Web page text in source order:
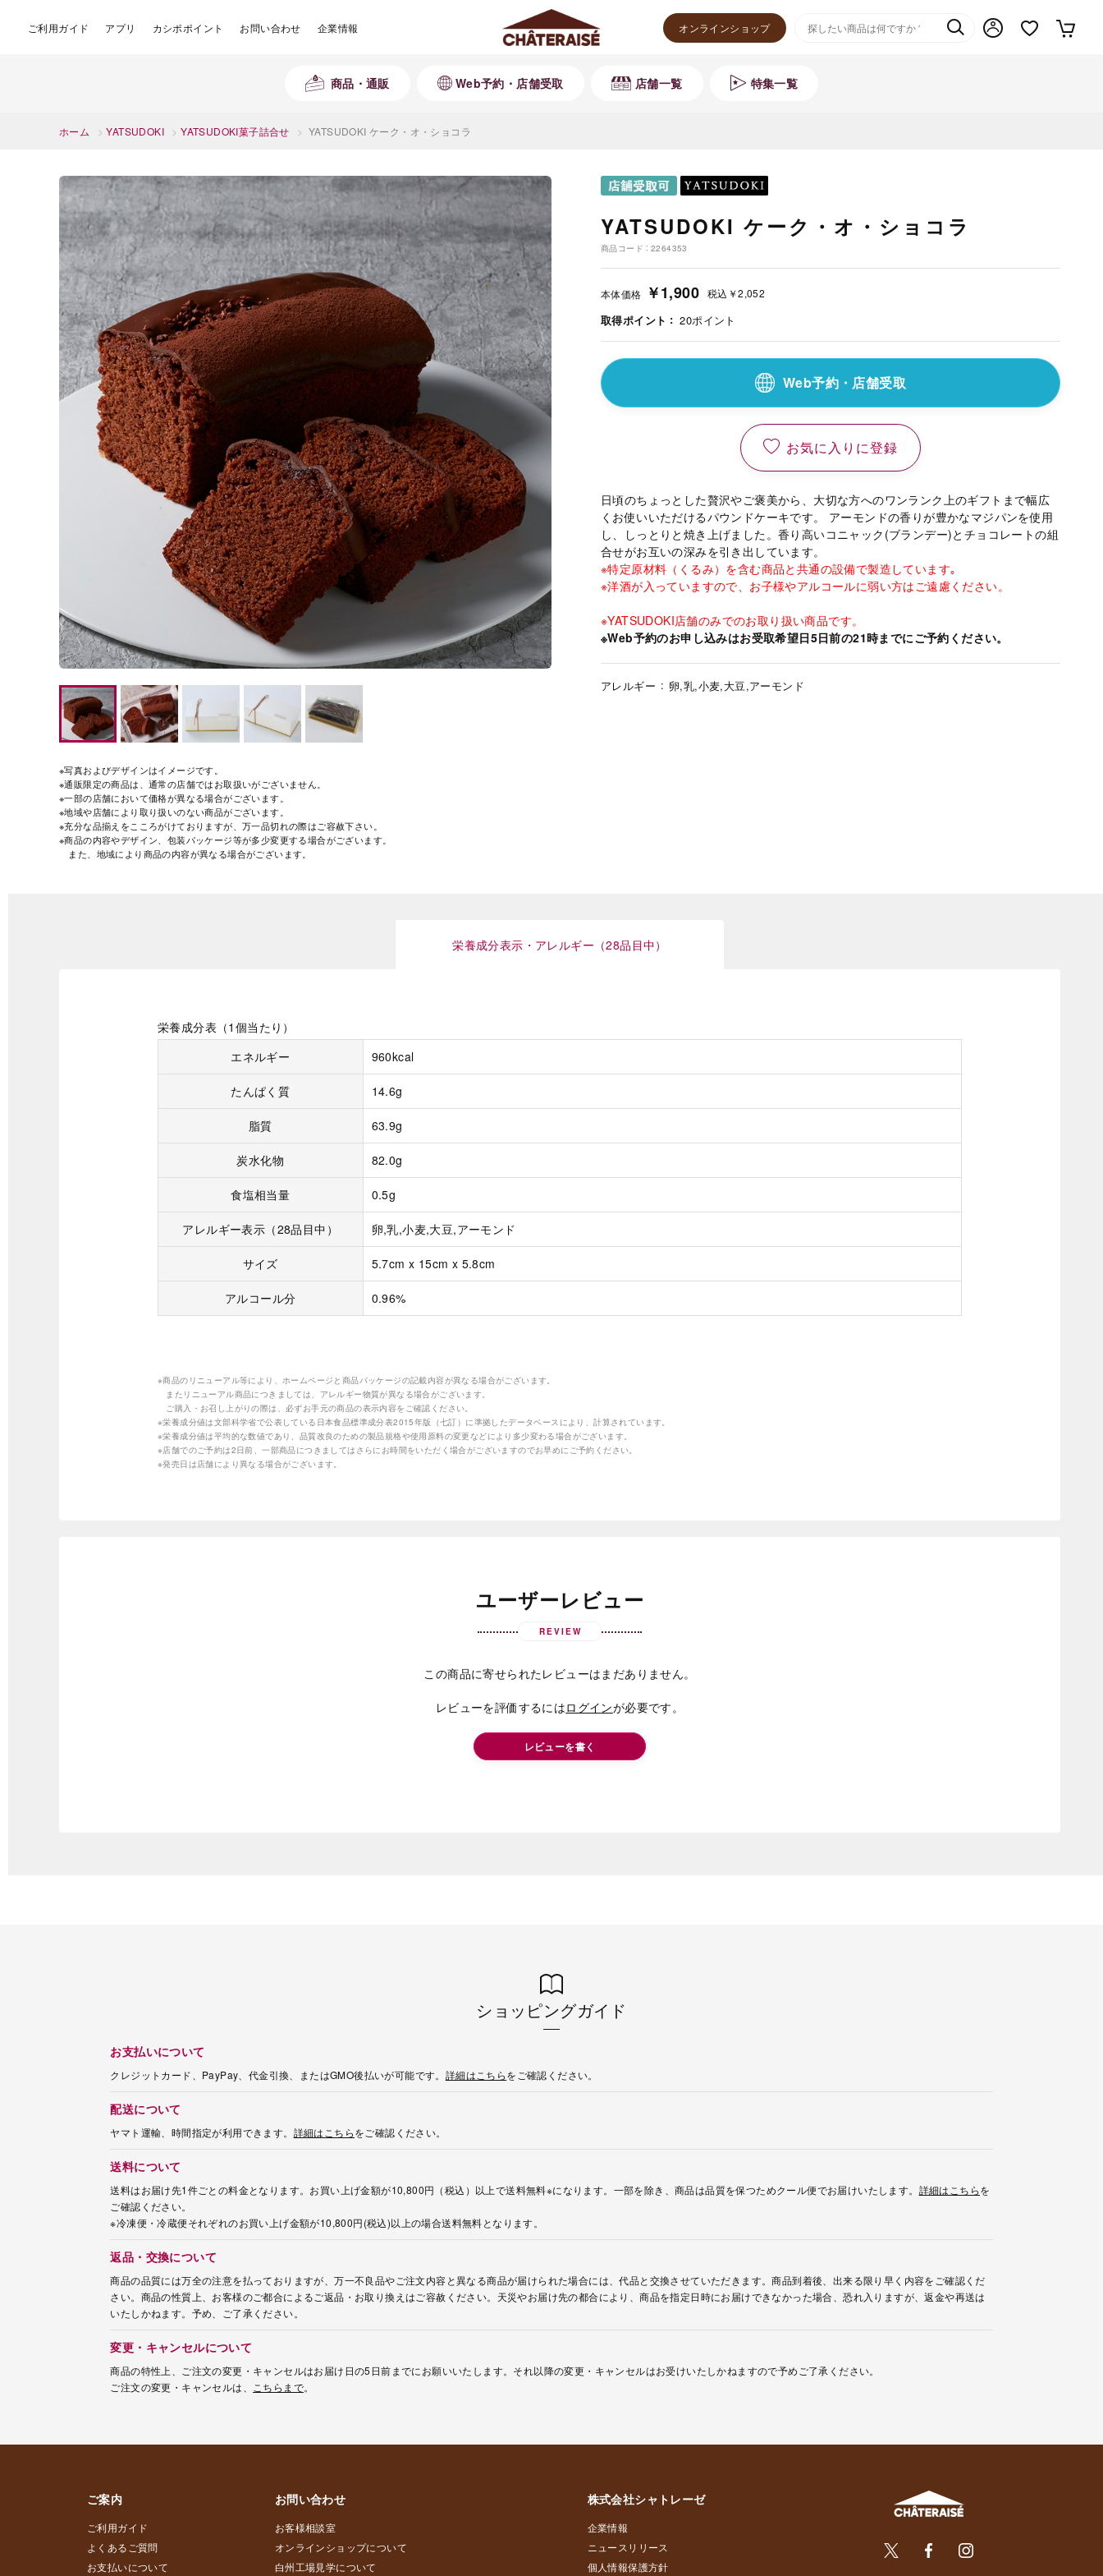
ご利用ガイド アプリ カシポポイント お問い合わせ 企業情報 オンラインショップ
商品・通販 Web予約・店舗受取 店舗一覧 特集一覧
ホーム >YATSUDOKI >YATSUDOKI菓子詰合せ > YATSUDOKI ケーク・オ・ショコラ
※写真およびデザインはイメージです。
※通販限定の商品は、通常の店舗ではお取扱いがございません。
※一部の店舗において価格が異なる場合がございます。
※地域や店舗により取り扱いのない商品がございます。
※充分な品揃えをこころがけておりますが、万一品切れの際はご容赦下さい。
※商品の内容やデザイン、包装パッケージ等が多少変更する場合がございます。
また、地域により商品の内容が異なる場合がございます。
YATSUDOKI ケーク・オ・ショコラ
商品コード 2264353
本体価格 ￥1,900 税込 ￥2,052
取得ポイント 20ポイント
Web予約・店舗受取
お気に入りに登録
日頃のちょっとした贅沢やご褒美から、大切な方へのワンランク上のギフトまで幅広
くお使いいただけるパウンドケーキです。 アーモンドの香りが豊かなマジパンを使用
し、しっとりと焼き上げました。香り高いコニャック(ブランデー)とチョコレートの組
合せがお互いの深みを引き出しています。
※特定原材料（くるみ）を含む商品と共通の設備で製造しています｡
※洋酒が入っていますので、お子様やアルコールに弱い方はご遠慮ください。
※YATSUDOKI店舗のみでのお取り扱い商品です。
※Web予約のお申し込みはお受取希望日5日前の21時までにご予約ください。
アレルギー 卵,乳,小麦,大豆,アーモンド
栄養成分表示・アレルギー（28品目中）
栄養成分表（1個当たり）
エネルギー
960kcal
たんぱく質 14.6g
脂質 63.9g
炭水化物 82.0g
食塩相当量 0.5g
アレルギー表示（28品目中） 卵,乳,小麦,大豆,アーモンド
サイズ 5.7cm x 15cm x 5.8cm
アルコール分 0.96%
※商品のリニューアル等により、ホームページと商品パッケージの記載内容が異なる場合がございます。
またリニューアル商品につきましては、アレルギー物質が異なる場合がございます。
ご購入・お召し上がりの際は、必ずお手元の商品の表示内容をご確認ください。
※栄養成分値は文部科学省で公表している日本食品標準成分表2015年版（七訂）に準拠したデータベースにより、計算されています。
※栄養成分値は平均的な数値であり、品質改良のための製品規格や使用原料の変更などにより多少変わる場合がございます。
※店舗でのご予約は2日前、一部商品につきましてはさらにお時間をいただく場合がございますのでお早めにご予約ください。
※発売日は店舗により異なる場合がございます。
ユーザーレビュー
REVIEW
この商品に寄せられたレビューはまだありません。
レビューを評価するにはログインが必要です。
レビューを書く
ショッピングガイド
お支払いについて
クレジットカード、PayPay、代金引換、またはGMO後払いが可能です。 詳細はこちらをご確認ください。
配送について
ヤマト運輸、時間指定が利用できます。 詳細はこちらをご確認ください。
送料について
送料はお届け先1件ごとの料金となります。お買い上げ金額が10,800円（税込）以上で送料無料※になります。一部を除き、商品は品質を保つためクール便でお届けいたします。 詳細はこちらを
ご確認ください。
※冷凍便・冷蔵便それぞれのお買い上げ金額が10,800円(税込)以上の場合送料無料となります。
返品・交換について
商品の品質には万全の注意を払っておりますが、万一不良品やご注文内容と異なる商品が届けられた場合には、代品と交換させていただきます。商品到着後、出来る限り早く内容をご確認くだ
さい。商品の性質上、お客様のご都合によるご返品・お取り換えはご容赦ください。天災やお届け先の都合により、商品を指定日時にお届けできなかった場合、恐れ入りますが、返金や再送は
いたしかねます。予め、ご了承ください。
変更・キャンセルについて
商品の特性上、ご注文の変更・キャンセルはお届け日の5日前までにお願いいたします。それ以降の変更・キャンセルはお受けいたしかねますので予めご了承ください。
ご注文の変更・キャンセルは、
こちらまで。
ご案内
ご利用ガイド
よくあるご質問
お支払いについて
お問い合わせ
お客様相談室
オンラインショップについて
白州工場見学について
株式会社シャトレーゼ
企業情報
ニュースリリース
個人情報保護方針